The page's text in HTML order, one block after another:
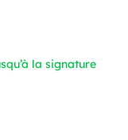
la signature